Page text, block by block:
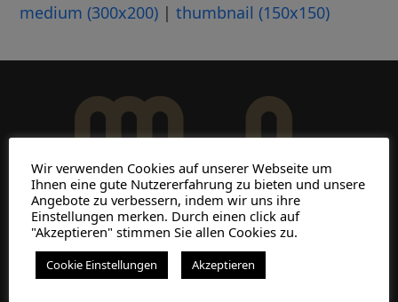
medium (300x200) |thumbnail (150x150)
Wir verwenden Cookies auf unserer Webseite um
Ihnen eine gute Nutzererfahrung zu bieten und unsere
Angebote zu verbessern, indem wir uns ihre
Einstellungen merken. Durch einen click auf
"Akzeptieren" stimmen Sie allen Cookies zu.
Cookie Einstellungen Akzeptieren